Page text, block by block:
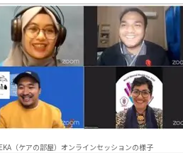
（ケアの部屋）オンラインセッションの様子